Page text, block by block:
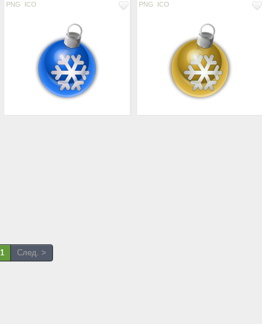
PNG ICO PNG ICO
1 След. >